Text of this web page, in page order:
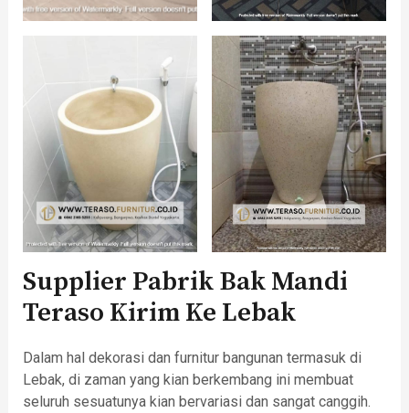
Supplier Pabrik Bak Mandi
Teraso Kirim Ke Lebak
Dalam hal dekorasi dan furnitur bangunan termasuk di
Lebak, di zaman yang kian berkembang ini membuat
seluruh sesuatunya kian bervariasi dan sangat canggih.